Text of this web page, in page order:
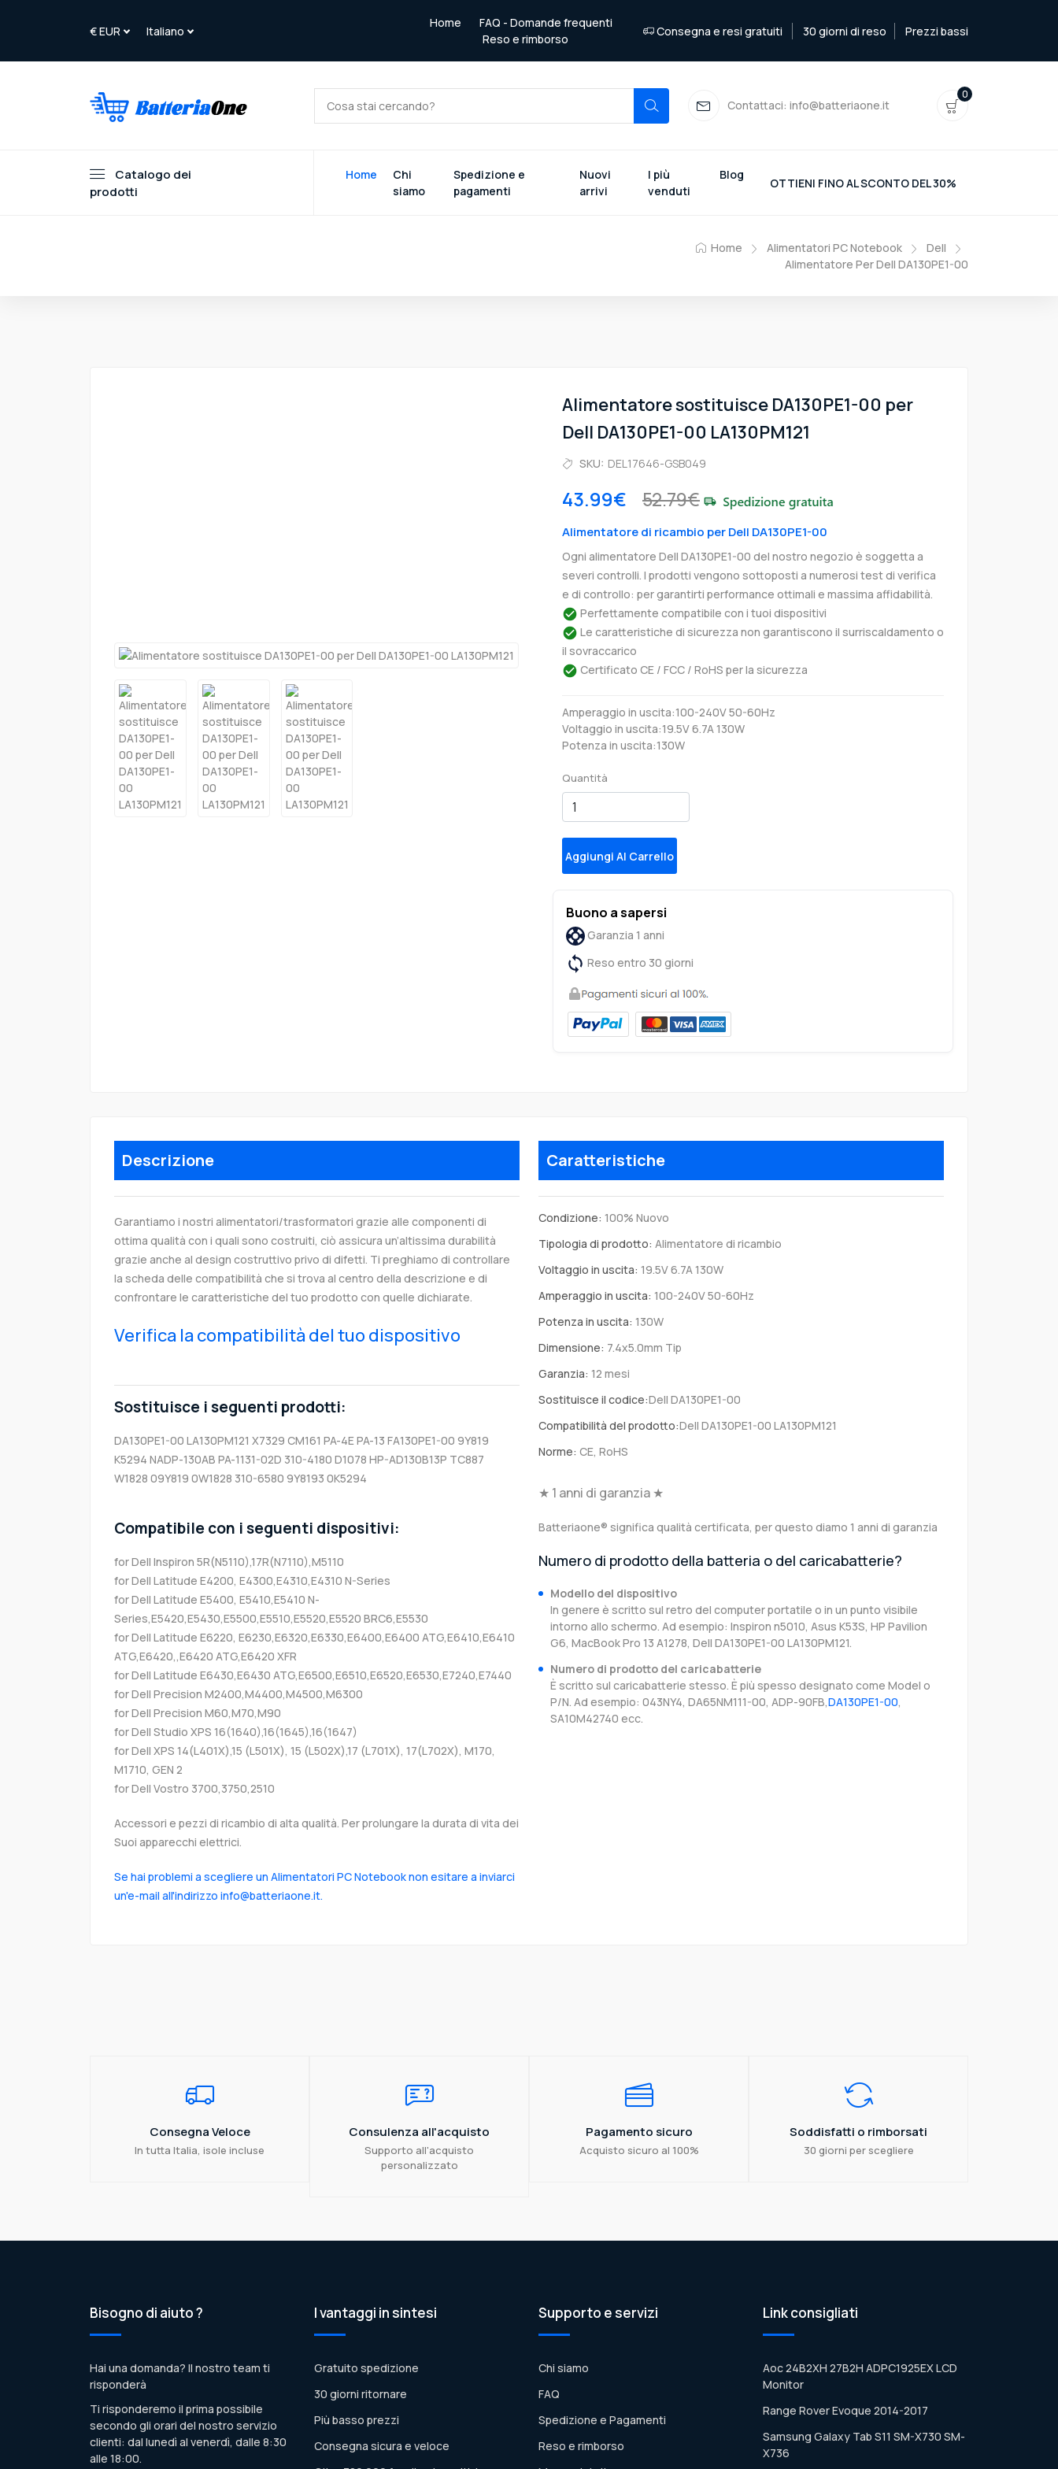
Home
FAQ - Domande frequenti
Reso e rimborso
Consegna e resi gratuiti 30 giorni di reso Prezzi bassi
Contattaci: info@batteriaone.it
0
Catalogo dei
prodotti
Home
Chi
siamo
Spedizione e
pagamenti
Nuovi
arrivi
I più
venduti
Blog
OTTIENI FINO AL SCONTO DEL 30%
Home Alimentatori PC Notebook
Dell
Alimentatore Per Dell DA130PE1-00
Alimentatore sostituisce DA130PE1-00 per
Dell DA130PE1-00 LA130PM121
SKU: DEL17646-GSB049
43.99€ 52.79€
Alimentatore di ricambio per Dell DA130PE1-00
Ogni alimentatore Dell DA130PE1-00 del nostro negozio è soggetta a
severi controlli. I prodotti vengono sottoposti a numerosi test di verifica
e di controllo: per garantirti performance ottimali e massima affidabilità.
Perfettamente compatibile con i tuoi dispositivi
Le caratteristiche di sicurezza non garantiscono il surriscaldamento o
il sovraccarico
Certificato CE / FCC / RoHS per la sicurezza
Amperaggio in uscita:100-240V 50-60Hz
Voltaggio in uscita:19.5V 6.7A 130W
Potenza in uscita:130W
Quantità
Aggiungi Al Carrello
Buono a sapersi
Garanzia 1 anni
Reso entro 30 giorni
Descrizione
Garantiamo i nostri alimentatori/trasformatori grazie alle componenti di
ottima qualità con i quali sono costruiti, ciò assicura un’altissima durabilità
grazie anche al design costruttivo privo di difetti. Ti preghiamo di controllare
la scheda delle compatibilità che si trova al centro della descrizione e di
confrontare le caratteristiche del tuo prodotto con quelle dichiarate.
Verifica la compatibilità del tuo dispositivo
Sostituisce i seguenti prodotti:
DA130PE1-00 LA130PM121 X7329 CM161 PA-4E PA-13 FA130PE1-00 9Y819
K5294 NADP-130AB PA-1131-02D 310-4180 D1078 HP-AD130B13P TC887
W1828 09Y819 0W1828 310-6580 9Y8193 0K5294
Compatibile con i seguenti dispositivi:
for Dell Inspiron 5R(N5110),17R(N7110),M5110
for Dell Latitude E4200, E4300,E4310,E4310 N-Series
for Dell Latitude E5400, E5410,E5410 N-
Series,E5420,E5430,E5500,E5510,E5520,E5520 BRC6,E5530
for Dell Latitude E6220, E6230,E6320,E6330,E6400,E6400 ATG,E6410,E6410
ATG,E6420,,E6420 ATG,E6420 XFR
for Dell Latitude E6430,E6430 ATG,E6500,E6510,E6520,E6530,E7240,E7440
for Dell Precision M2400,M4400,M4500,M6300
for Dell Precision M60,M70,M90
for Dell Studio XPS 16(1640),16(1645),16(1647)
for Dell XPS 14(L401X),15 (L501X), 15 (L502X),17 (L701X), 17(L702X), M170,
M1710, GEN 2
for Dell Vostro 3700,3750,2510
Accessori e pezzi di ricambio di alta qualità. Per prolungare la durata di vita dei
Suoi apparecchi elettrici.
Se hai problemi a scegliere un Alimentatori PC Notebook non esitare a inviarci
un'e-mail all'indirizzo info@batteriaone.it.
Caratteristiche
Condizione: 100% Nuovo
Tipologia di prodotto: Alimentatore di ricambio
Voltaggio in uscita: 19.5V 6.7A 130W
Amperaggio in uscita: 100-240V 50-60Hz
Potenza in uscita: 130W
Dimensione: 7.4x5.0mm Tip
Garanzia: 12 mesi
Sostituisce il codice:Dell DA130PE1-00
Compatibilità del prodotto:Dell DA130PE1-00 LA130PM121
Norme: CE, RoHS
★ 1 anni di garanzia ★
Batteriaone® significa qualità certificata, per questo diamo 1 anni di garanzia
Numero di prodotto della batteria o del caricabatterie?
Modello del dispositivo
In genere è scritto sul retro del computer portatile o in un punto visibile
intorno allo schermo. Ad esempio: Inspiron n5010, Asus K53S, HP Pavilion
G6, MacBook Pro 13 A1278, Dell DA130PE1-00 LA130PM121.
Numero di prodotto del caricabatterie
È scritto sul caricabatterie stesso. È più spesso designato come Model o
P/N. Ad esempio: 043NY4, DA65NM111-00, ADP-90FB,DA130PE1-00,
SA10M42740 ecc.
Consegna Veloce
In tutta Italia, isole incluse
Consulenza all'acquisto
Supporto all'acquisto
personalizzato
Pagamento sicuro
Acquisto sicuro al 100%
Soddisfatti o rimborsati
30 giorni per scegliere
Bisogno di aiuto ?
Hai una domanda? Il nostro team ti
risponderà
Ti risponderemo il prima possibile
secondo gli orari del nostro servizio
clienti: dal lunedì al venerdì, dalle 8:30
alle 18:00.
I vantaggi in sintesi
Gratuito spedizione
30 giorni ritornare
Più basso prezzi
Consegna sicura e veloce
Supporto e servizi
Chi siamo
FAQ
Spedizione e Pagamenti
Reso e rimborso
Link consigliati
Aoc 24B2XH 27B2H ADPC1925EX LCD
Monitor
Range Rover Evoque 2014-2017
Samsung Galaxy Tab S11 SM-X730 SM-
X736